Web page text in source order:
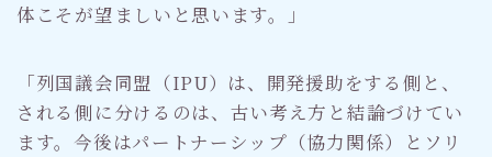
体こそが望ましいと思います。」
「列国議会同盟（IPU）は、開発援助をする側と、
される側に分けるのは、古い考え方と結論づけてい
ます。今後はパートナーシップ（協力関係）とソリ